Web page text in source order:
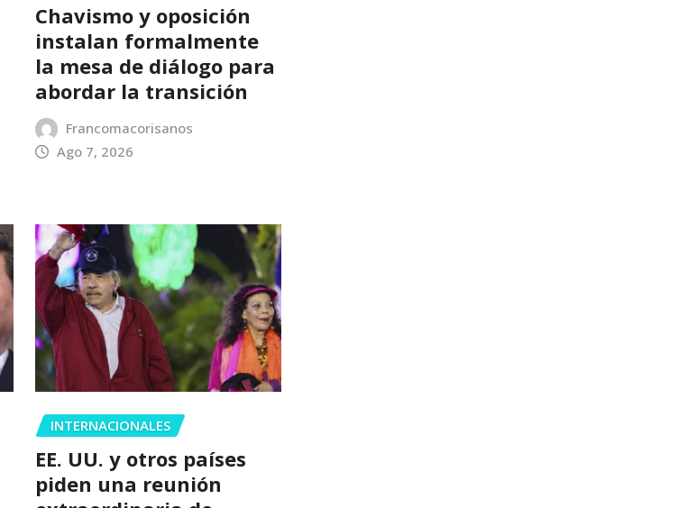
Chavismo y oposición
instalan formalmente
la mesa de diálogo para
abordar la transición
Francomacorisanos
Ago 7, 2026
INTERNACIONALES
EE. UU. y otros países
piden una reunión